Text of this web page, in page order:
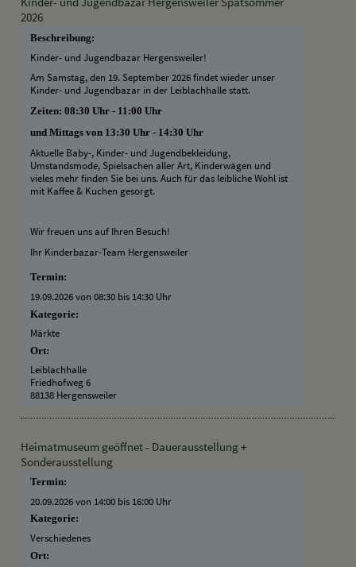
2026
Beschreibung:
Kinder- und Jugendbazar Hergensweiler!
Am Samstag, den 19. September 2026 findet wieder unser
Kinder- und Jugendbazar in der Leiblachhalle statt.
Zeiten: 08:30 Uhr - 11:00 Uhr
und Mittags von 13:30 Uhr - 14:30 Uhr
Aktuelle Baby-, Kinder- und Jugendbekleidung,
Umstandsmode, Spielsachen aller Art, Kinderwägen und
vieles mehr finden Sie bei uns. Auch für das leibliche Wohl ist
mit Kaffee & Kuchen gesorgt.
Wir freuen uns auf Ihren Besuch!
Ihr Kinderbazar-Team Hergensweiler
Termin:
19.09.2026 von 08:30 bis 14:30 Uhr
Kategorie:
Märkte
Ort:
Leiblachhalle
Friedhofweg 6
88138 Hergensweiler
Heimatmuseum geöffnet - Dauerausstellung +
Sonderausstellung
Termin:
20.09.2026 von 14:00 bis 16:00 Uhr
Kategorie:
Verschiedenes
Ort: